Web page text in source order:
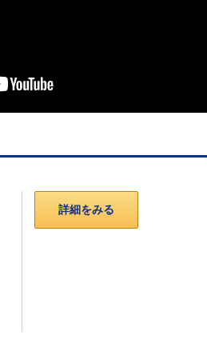
詳細をみる